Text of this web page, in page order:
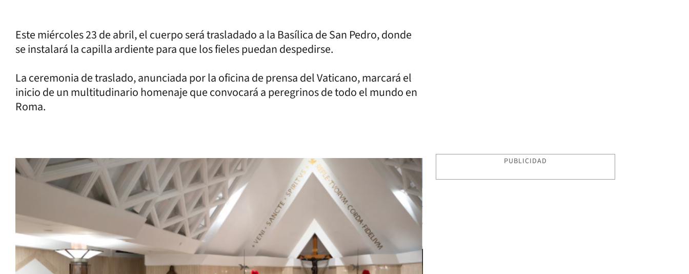
Este miércoles 23 de abril, el cuerpo será trasladado a la Basílica de San Pedro, donde
se instalará la capilla ardiente para que los fieles puedan despedirse.
La ceremonia de traslado, anunciada por la oficina de prensa del Vaticano, marcará el
inicio de un multitudinario homenaje que convocará a peregrinos de todo el mundo en
Roma.
PUBLICIDAD